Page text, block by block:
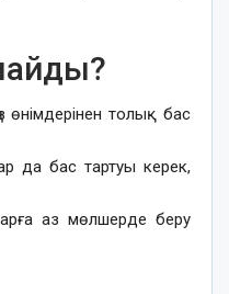
өнімдерінен толық бас
да бас тартуы керек,
аз мөлшерде беру